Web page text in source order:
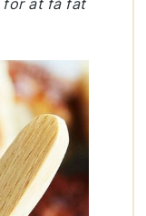
for at få fat